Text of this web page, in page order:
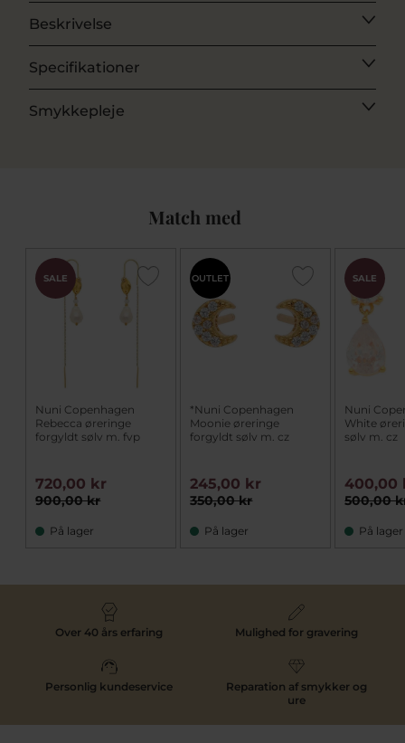
Beskrivelse
Specifikationer
Smykkepleje
Match med
SALE
Nuni Copenhagen
Rebecca øreringe
forgyldt sølv m. fvp
900,00 kr
720,00 kr
På lager
OUTLET
*Nuni Copenhagen
Moonie øreringe
forgyldt sølv m. cz
350,00 kr
245,00 kr
På lager
SALE
Nuni
White
sølv m. cz
500,00
400,00
På lager
Over 40 års erfaring Mulighed for gravering
Personlig kundeservice
Reparation af smykker og
ure